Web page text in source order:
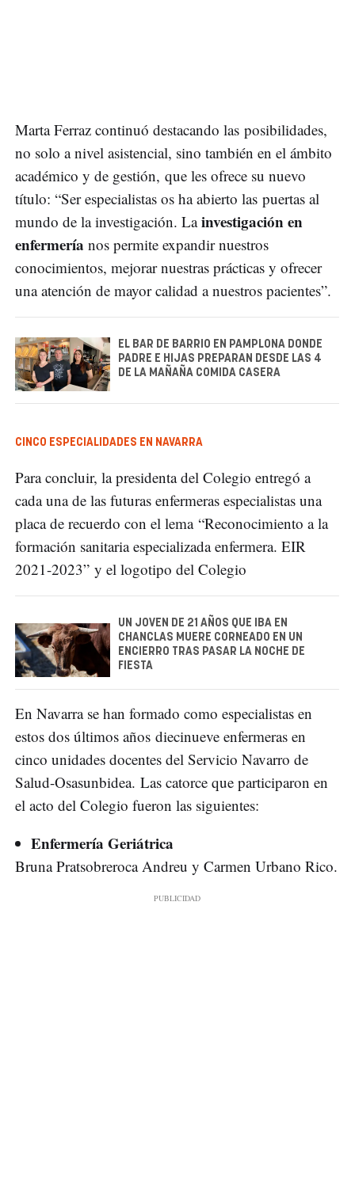
Marta Ferraz continuó destacando las posibilidades,
no solo a nivel asistencial, sino también en el ámbito
académico y de gestión, que les ofrece su nuevo
título: “Ser especialistas os ha abierto las puertas al
mundo de la investigación. Lainvestigación en
enfermería nos permite expandir nuestros
conocimientos, mejorar nuestras prácticas y ofrecer
una atención de mayor calidad a nuestros pacientes”.
EL BAR DE BARRIO EN PAMPLONA DONDE
PADRE E HIJAS PREPARAN DESDE LAS 4
DE LA MAÑAÑA COMIDA CASERA
CINCO ESPECIALIDADES EN NAVARRA
Para concluir, la presidenta del Colegio entregó a
cada una de las futuras enfermeras especialistas una
placa de recuerdo con el lema “Reconocimiento a la
formación sanitaria especializada enfermera. EIR
2021-2023” y el logotipo del Colegio
UN JOVEN DE 21 AÑOS QUE IBA EN
CHANCLAS MUERE CORNEADO EN UN
ENCIERRO TRAS PASAR LA NOCHE DE
FIESTA
En Navarra se han formado como especialistas en
estos dos últimos años diecinueve enfermeras en
cinco unidades docentes del Servicio Navarro de
Salud-Osasunbidea. Las catorce que participaron en
el acto del Colegio fueron las siguientes:
Enfermería Geriátrica
Bruna Pratsobreroca Andreu y Carmen Urbano Rico.